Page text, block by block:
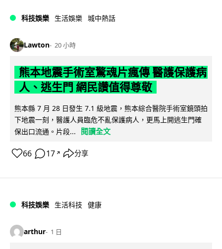
科技娛樂 生活娛樂 城中熱話
Lawton 20 小時
熊本地震手術室驚魂片瘋傳 醫護保護病
人、逃生門 網民讚值得尊敬
熊本縣 7 月 28 日發生 7.1 級地震，熊本綜合醫院手術室鏡頭拍
下地震一刻，醫護人員臨危不亂保護病人，更馬上開逃生門確
保出口流通。片段...
閱讀全文
66 17 ↗ 分享
科技娛樂 生活科技 健康
arthur 1 日